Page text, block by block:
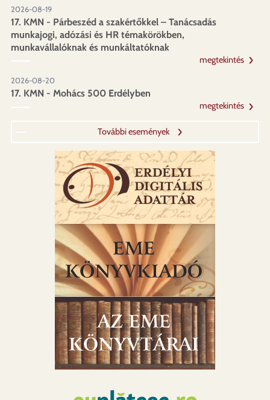
2026-08-19
17. KMN - Párbeszéd a szakértőkkel – Tanácsadás
munkajogi, adózási és HR témakörökben,
munkavállalóknak és munkáltatóknak
megtekintés
2026-08-20
17. KMN - Mohács 500 Erdélyben
megtekintés
További események